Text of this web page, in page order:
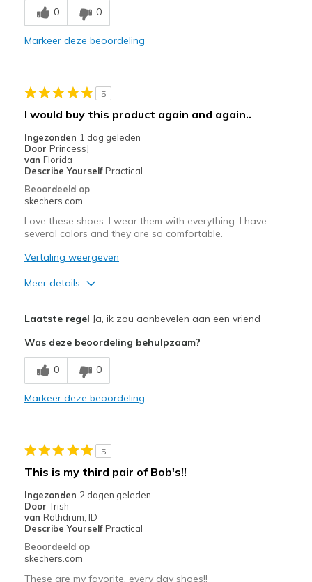
Comfortable
Beste toepassingen
Going Out
Travel
Width
Feels true to width
Sizing
Feels true to size
0 0
Markeer deze beoordeling
5
I would buy this product again and again..
Ingezonden 1 dag geleden
Door PrincessJ
van Florida
Describe Yourself Practical
Beoordeeld op
skechers.com
Love these shoes. I wear them with everything. I have
several colors and they are so comfortable.
Vertaling weergeven
Meer details
Beautiful color
Breathe Well
Beste toepassingen
Casual Wear
Travel
Laatste regel Ja, ik zou aanbevelen aan een vriend
Was deze beoordeling behulpzaam?
0 0
Markeer deze beoordeling
5
This is my third pair of Bob's!!
Ingezonden 2 dagen geleden
Door Trish
van Rathdrum, ID
Describe Yourself Practical
Beoordeeld op
skechers.com
These are my favorite, every day shoes!!